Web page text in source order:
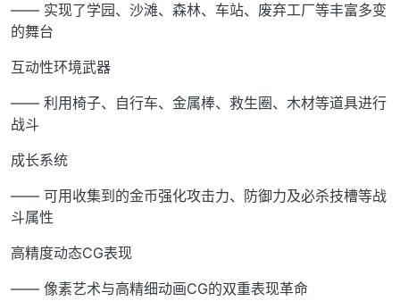
—— 实现了学园、沙滩、森林、车站、废弃工厂等丰富多变
的舞台
互动性环境武器
—— 利用椅子、自行车、金属棒、救生圈、木材等道具进行
战斗
成长系统
—— 可用收集到的金币强化攻击力、防御力及必杀技槽等战
斗属性
高精度动态CG表现
—— 像素艺术与高精细动画CG的双重表现革命